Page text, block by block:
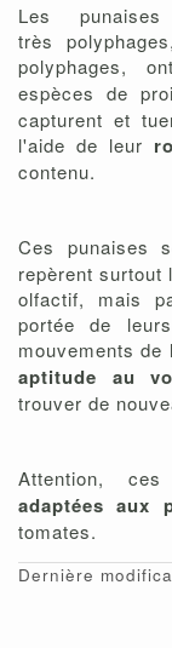
Les
très
polyphages,
espèces de
capturent et
l'aide de leur
contenu.
Ces punaises
repèrent
olfactif, mais
portée de
mouvements
aptitude au
trouver de
Attention,
adaptées aux
tomates.
Dernière